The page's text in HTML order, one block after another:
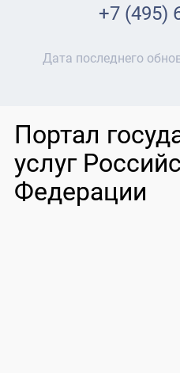
+7 (495)
Дата последнего
Портал
услуг
Федерации